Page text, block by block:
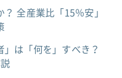
全産業比「15％安」
は「何を」すべき？